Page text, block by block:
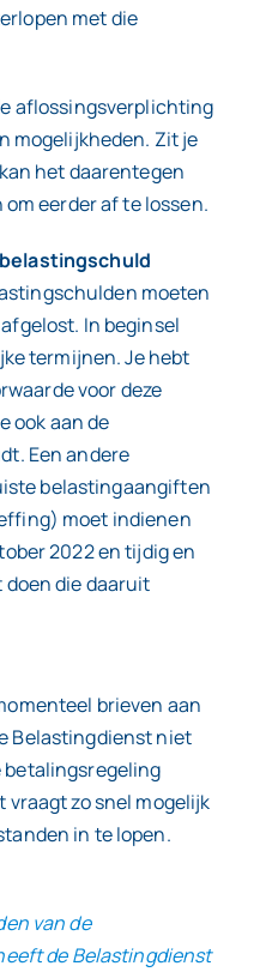
met die
aflossingsverplichting
mogelijkheden. Zit je
het daarentegen
eerder af te lossen.
moeten
In beginsel
termijnen. Je hebt
voor deze
ook aan de
Een andere
belastingaangiften
moet indienen
2022 en tijdig en
die daaruit
brieven aan
Belastingdienst niet
betalingsregeling
vraagt zo snel mogelijk
in te lopen.
van de
de Belastingdienst